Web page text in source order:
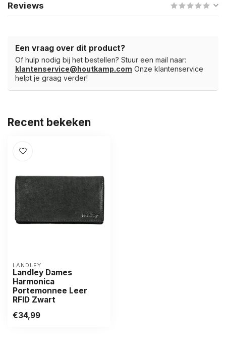
Reviews
Een vraag over dit product?
Of hulp nodig bij het bestellen? Stuur een mail naar:
klantenservice@houtkamp.com Onze klantenservice
helpt je graag verder!
Recent bekeken
LANDLEY
Landley Dames
Harmonica
Portemonnee Leer
RFID Zwart
€34,99